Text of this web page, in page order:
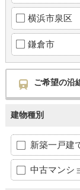
横浜市泉区
鎌倉市
ご希望の沿
建物種別
新築一戸建
中古マンシ